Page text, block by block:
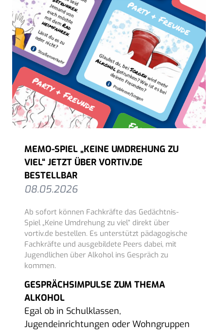
MEMO-SPIEL „KEINE UMDREHUNG ZU
VIEL“ JETZT ÜBER VORTIV.DE
BESTELLBAR
08.05.2026
Ab sofort können Fachkräfte das Gedächtnis-
Spiel „Keine Umdrehung zu viel“ direkt über
vortiv.de bestellen. Es unterstützt pädagogische
Fachkräfte und ausgebildete Peers dabei, mit
Jugendlichen über Alkohol ins Gespräch zu
kommen.
GESPRÄCHSIMPULSE ZUM THEMA
ALKOHOL
Egal ob in Schulklassen,
Jugendeinrichtungen oder Wohngruppen